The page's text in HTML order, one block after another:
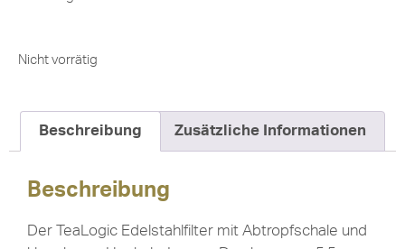
Nicht vorrätig
Beschreibung Zusätzliche Informationen
Beschreibung
Der TeaLogic Edelstahlfilter mit Abtropfschale und